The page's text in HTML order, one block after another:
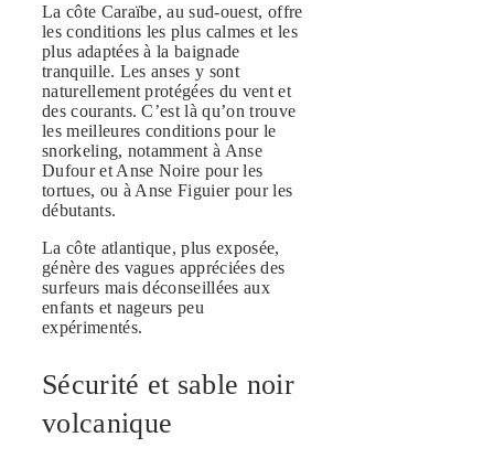
La côte Caraïbe, au sud-ouest, offre
les conditions les plus calmes et les
plus adaptées à la baignade
tranquille. Les anses y sont
naturellement protégées du vent et
des courants. C’est là qu’on trouve
les meilleures conditions pour le
snorkeling, notamment à Anse
Dufour et Anse Noire pour les
tortues, ou à Anse Figuier pour les
débutants.
La côte atlantique, plus exposée,
génère des vagues appréciées des
surfeurs mais déconseillées aux
enfants et nageurs peu
expérimentés.
Sécurité et sable noir
volcanique